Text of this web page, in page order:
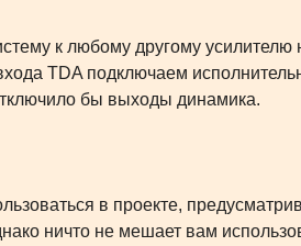
к любому другому
TDA подключаем
бы выходы динамика.
в проекте,
ничто не мешает вам